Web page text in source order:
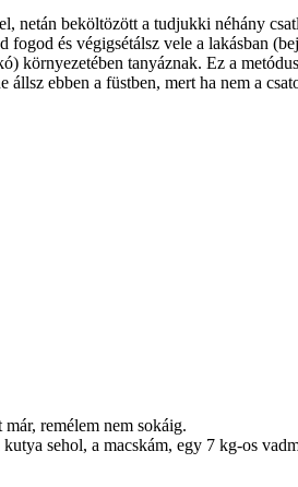
beköltözött a tudjukki néhány
és végigsétálsz vele a lakásban
tanyáznak. Ez a
ebben a füstben, mert ha nem a
remélem nem sokáig.
sehol, a macskám, egy 7 kg-os